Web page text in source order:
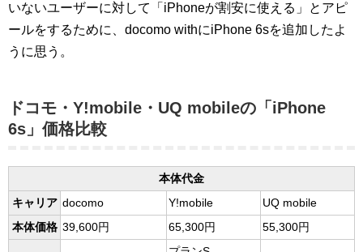
いないユーザーに対して「iPhoneが割安に使える」とアピ
ールをするために、docomo withにiPhone 6sを追加したよ
うに思う。
ドコモ・Y!mobile・UQ mobileの「iPhone
6s」価格比較
本体代金
キャリア docomo Y!mobile
UQ mobile
本体価格 39,600円 65,300円 55,300円